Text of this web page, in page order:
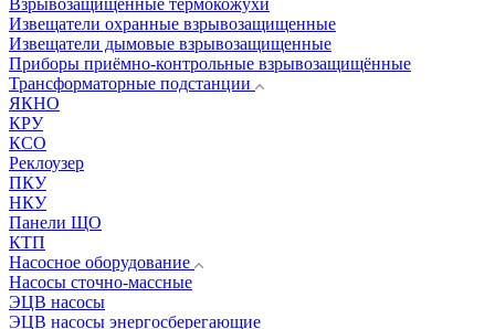
Взрывозащищённые термокожухи
Извещатели охранные взрывозащищенные
Извещатели дымовые взрывозащищенные
Приборы приёмно-контрольные взрывозащищённые
Трансформаторные подстанции
ЯКНО
КРУ
КСО
Реклоузер
ПКУ
НКУ
Панели ЩО
КТП
Насосное оборудование
Насосы сточно-массные
ЭЦВ насосы
ЭЦВ насосы энергосберегающие